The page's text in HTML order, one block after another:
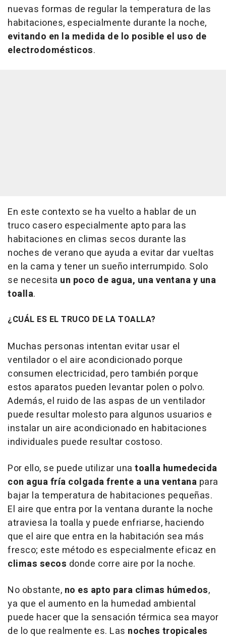
nuevas formas de regular la temperatura de las
habitaciones, especialmente durante la noche,
evitando en la medida de lo posible el uso de
electrodomésticos.
En este contexto se ha vuelto a hablar de un
truco casero especialmente apto para las
habitaciones en climas secos durante las
noches de verano que ayuda a evitar dar vueltas
en la cama y tener un sueño interrumpido. Solo
se necesita un poco de agua, una ventana y una
toalla.
¿CUÁL ES EL TRUCO DE LA TOALLA?
Muchas personas intentan evitar usar el
ventilador o el aire acondicionado porque
consumen electricidad, pero también porque
estos aparatos pueden levantar polen o polvo.
Además, el ruido de las aspas de un ventilador
puede resultar molesto para algunos usuarios e
instalar un aire acondicionado en habitaciones
individuales puede resultar costoso.
Por ello, se puede utilizar una toalla humedecida
con agua fría colgada frente a una ventana para
bajar la temperatura de habitaciones pequeñas.
El aire que entra por la ventana durante la noche
atraviesa la toalla y puede enfriarse, haciendo
que el aire que entra en la habitación sea más
fresco; este método es especialmente eficaz en
climas secos donde corre aire por la noche.
No obstante, no es apto para climas húmedos,
ya que el aumento en la humedad ambiental
puede hacer que la sensación térmica sea mayor
de lo que realmente es. Las noches tropicales